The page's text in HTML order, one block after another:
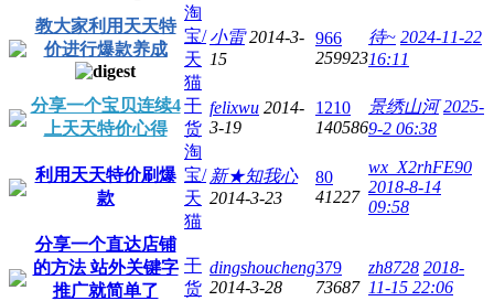
教大家利用天天特
价进行爆款养成
淘
宝/
天
猫
小雷 2014-3-
15
966
259923
待~ 2024-11-22
16:11
分享一个宝贝连续4
上天天特价心得
干
货
felixwu 2014-
3-19
1210
140586
景绣山河 2025-
9-2 06:38
利用天天特价刷爆
款
淘
宝/
天
猫
新★知我心
2014-3-23
80
41227
wx_X2rhFE90
2018-8-14
09:58
分享一个直达店铺
的方法 站外关键字
推广就简单了
干
货
dingshoucheng
2014-3-28
379
73687
zh8728 2018-
11-15 22:06